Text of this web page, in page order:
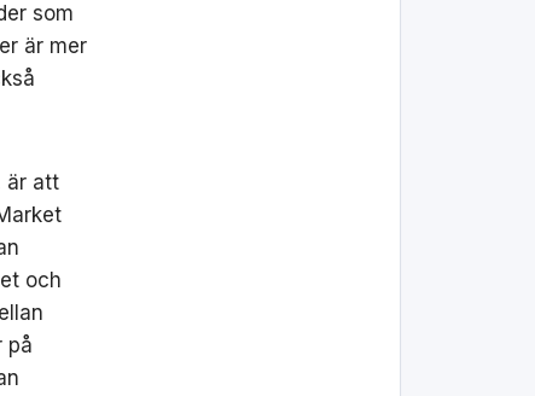
som
är mer
är att
och
på